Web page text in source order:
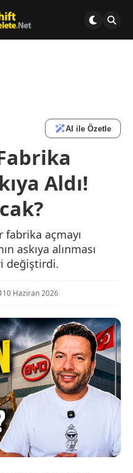
AI ile Özetle
Aldı!
fabrika açmayı
askıya alınması
değiştirdi.
10 Haziran 2026